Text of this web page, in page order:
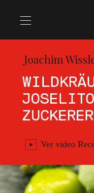
Chefs
Joachim
Ver video